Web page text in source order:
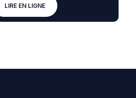
LIRE EN LIGNE